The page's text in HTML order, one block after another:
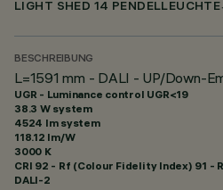
LIGHT SHED 14 PENDELLEUCHTE
BESCHREIBUNG
L=1591 mm - DALI - UP/Down-
UGR - Luminance control UGR<19
38.3 W system
4524 lm system
118.12 lm/W
3000 K
CRI 92 - Rf (Colour Fidelity Index) 91 -
DALI-2